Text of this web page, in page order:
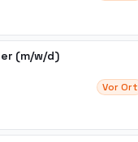
(m/w/d)
Vor Ort